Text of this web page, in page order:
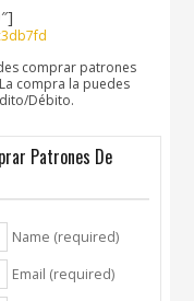
comprar patrones
compra la puedes
Débito.
Patrones De
Name (required)
Email (required)